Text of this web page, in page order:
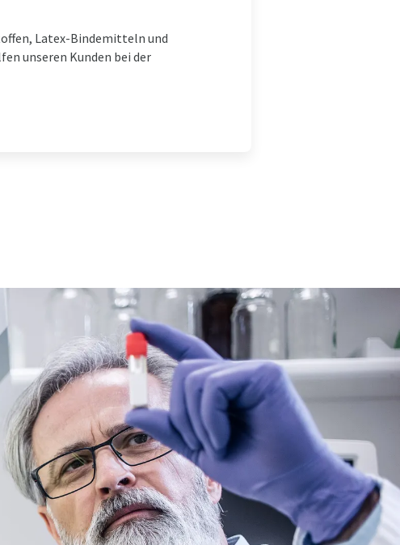
Latex-Bindemitteln und
unseren Kunden bei der